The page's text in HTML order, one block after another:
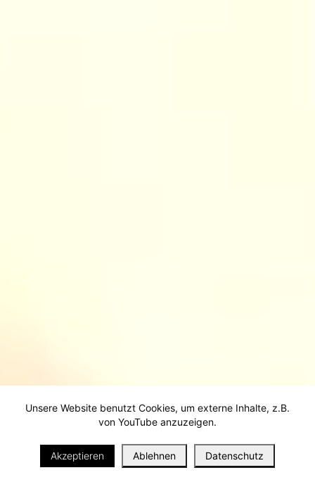
i
Unsere Website benutzt Cookies, um externe Inhalte, z.B.
von YouTube anzuzeigen.
Akzeptieren Ablehnen Datenschutz